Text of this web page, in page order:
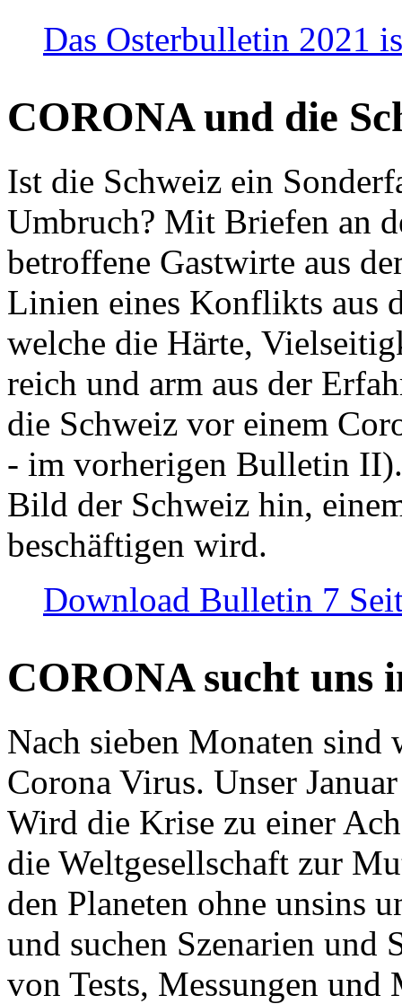
Das Osterbulletin 2021
CORONA und die
Ist die Schweiz ein
Umbruch? Mit Briefen an
betroffene Gastwirte aus
Linien eines Konflikts aus
welche die Härte,
reich und arm aus der
die Schweiz vor einem
- im vorherigen Bulletin
Bild der Schweiz hin,
beschäftigen wird.
Download Bulletin 7
CORONA sucht uns
Nach sieben Monaten
Corona Virus. Unser
Wird die Krise zu einer
die Weltgesellschaft zur
den Planeten ohne unsins
und suchen Szenarien und
von Tests, Messungen und